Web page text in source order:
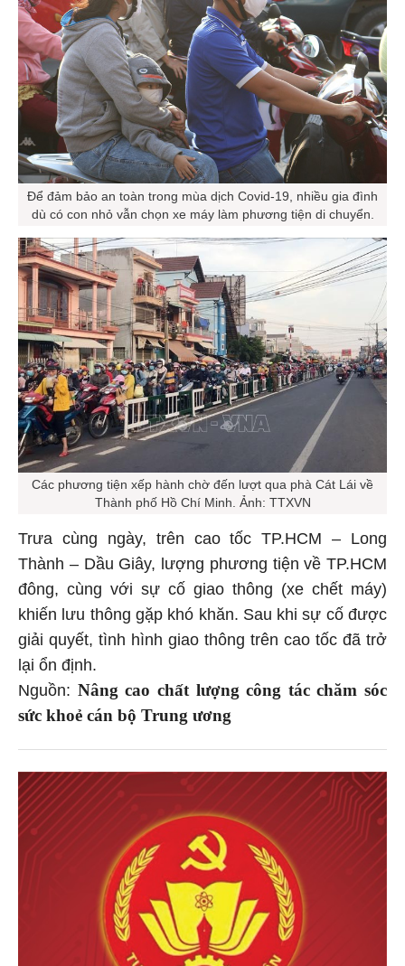
Để đảm bảo an toàn trong mùa dịch Covid-19, nhiều gia đình
dù có con nhỏ vẫn chọn xe máy làm phương tiện di chuyển.
Các phương tiện xếp hành chờ đến lượt qua phà Cát Lái về
Thành phố Hồ Chí Minh. Ảnh: TTXVN
Trưa cùng ngày, trên cao tốc TP.HCM – Long
Thành – Dầu Giây, lượng phương tiện về TP.HCM
đông, cùng với sự cố giao thông (xe chết máy)
khiến lưu thông gặp khó khăn. Sau khi sự cố được
giải quyết, tình hình giao thông trên cao tốc đã trở
lại ổn định.
Nguồn: Nâng cao chất lượng công tác chăm sóc
sức khoẻ cán bộ Trung ương